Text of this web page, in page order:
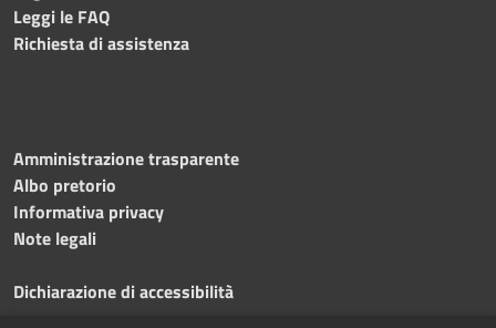
Leggi le FAQ
Richiesta di assistenza
Amministrazione trasparente
Albo pretorio
Informativa privacy
Note legali
Dichiarazione di accessibilità